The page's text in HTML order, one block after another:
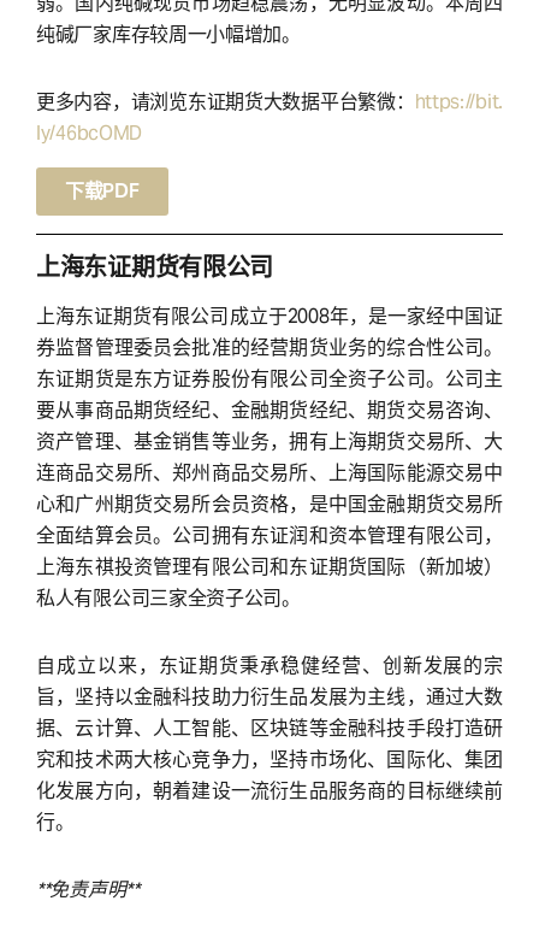
纯碱厂家库存较周一小幅增加。
更多内容，请浏览东证期货大数据平台繁微： https://bit.
ly/46bcOMD
下载PDF
上海东证期货有限公司
上海东证期货有限公司成立于2008年，是一家经中国证
券监督管理委员会批准的经营期货业务的综合性公司。
东证期货是东方证券股份有限公司全资子公司。公司主
要从事商品期货经纪、金融期货经纪、期货交易咨询、
资产管理、基金销售等业务，拥有上海期货交易所、大
连商品交易所、郑州商品交易所、上海国际能源交易中
心和广州期货交易所会员资格，是中国金融期货交易所
全面结算会员。公司拥有东证润和资本管理有限公司，
上海东祺投资管理有限公司和东证期货国际（新加坡）
私人有限公司三家全资子公司。
自成立以来，东证期货秉承稳健经营、创新发展的宗
旨，坚持以金融科技助力衍生品发展为主线，通过大数
据、云计算、人工智能、区块链等金融科技手段打造研
究和技术两大核心竞争力，坚持市场化、国际化、集团
化发展方向，朝着建设一流衍生品服务商的目标继续前
行。
**免责声明**